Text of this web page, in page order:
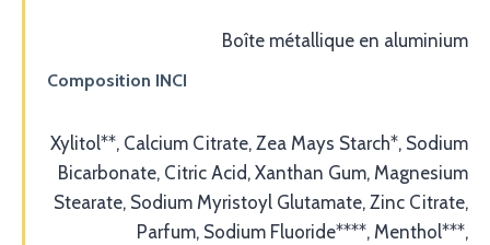
Boîte métallique en aluminium
Composition INCI
Xylitol**, Calcium Citrate, Zea Mays Starch*, Sodium
Bicarbonate, Citric Acid, Xanthan Gum, Magnesium
Stearate, Sodium Myristoyl Glutamate, Zinc Citrate,
Parfum, Sodium Fluoride****, Menthol***,